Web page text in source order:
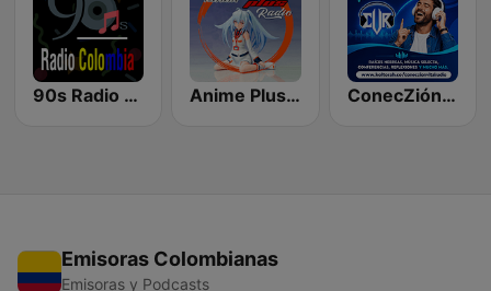
90s Radio Colombia Anime Plus Radio ConecZión Vital Radio
Emisoras Colombianas
Emisoras y Podcasts